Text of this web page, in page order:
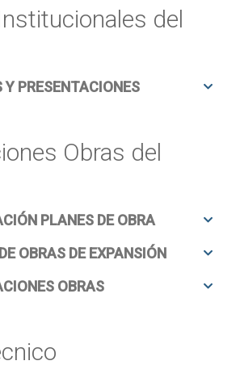
del
Y PRESENTACIONES
Obras del
PLANES DE OBRA
OBRAS DE EXPANSIÓN
OBRAS